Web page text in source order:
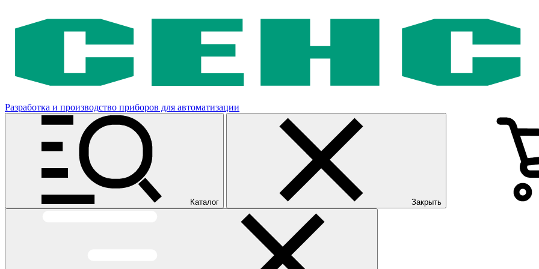
Разработка и производство приборов для автоматизации
Каталог Закрыть